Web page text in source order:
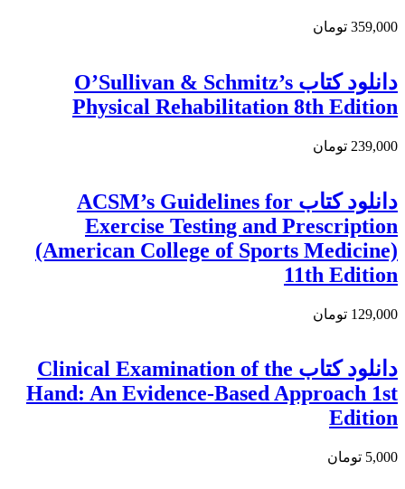
359,000 تومان
دانلود کتاب O’Sullivan & Schmitz’s
Physical Rehabilitation 8th Edition
239,000 تومان
دانلود كتاب ACSM’s Guidelines for
Exercise Testing and Prescription
(American College of Sports Medicine)
11th Edition
129,000 تومان
دانلود کتاب Clinical Examination of the
Hand: An Evidence-Based Approach 1st
Edition
5,000 تومان